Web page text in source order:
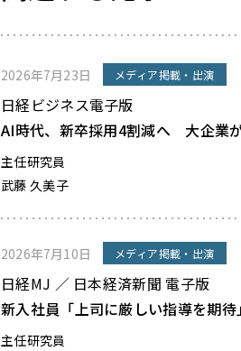
2026年7月23日 メディア掲載・出演
日経ビジネス電子版
AI時代、新卒採用4割減へ 大企業
主任研究員
武藤 久美子
2026年7月10日 メディア掲載・出演
日経MJ ／ 日本経済新聞 電子版
新入社員「上司に厳しい指導を期
主任研究員